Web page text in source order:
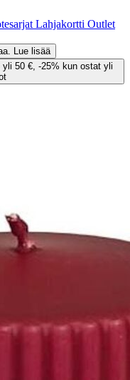
Lahjakortti Outlet
Lue lisää
50 €, -25% kun ostat yli